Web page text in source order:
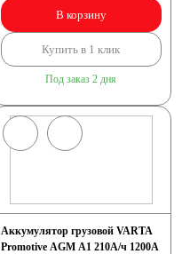
В корзину
Купить в 1 клик
Под заказ 2 дня
Аккумулятор грузовой VARTA
Promotive AGM A1 210А/ч 1200А